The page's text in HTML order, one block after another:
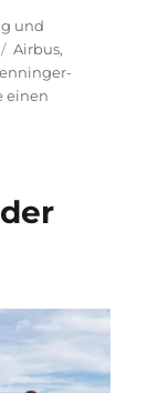
und
Schlagwörter
Airbus,
einen